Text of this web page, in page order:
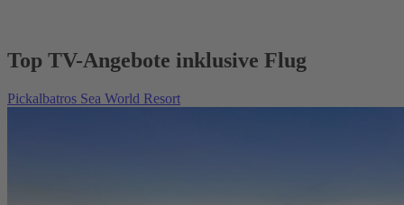
Top TV-Angebote inklusive Flug
Pickalbatros Sea World Resort